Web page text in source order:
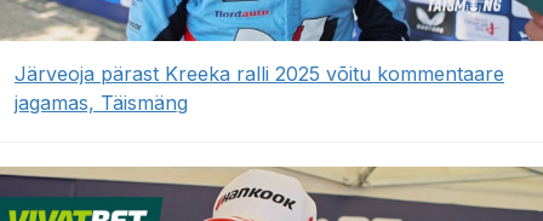
Järveoja pärast Kreeka ralli 2025 võitu kommentaare
jagamas, Täismäng